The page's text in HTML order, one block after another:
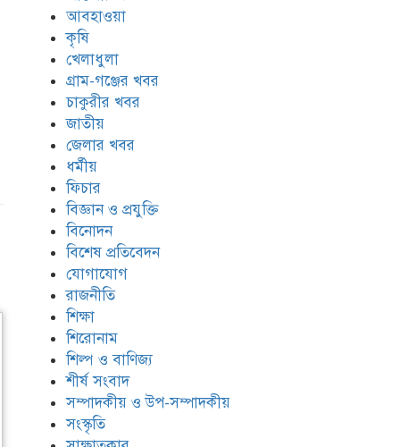
আবহাওয়া
কৃষি
খেলাধুলা
গ্রাম-গঞ্জের খবর
চাকুরীর খবর
জাতীয়
জেলার খবর
ধর্মীয়
ফিচার
বিজ্ঞান ও প্রযুক্তি
বিনোদন
বিশেষ প্রতিবেদন
যোগাযোগ
রাজনীতি
শিক্ষা
শিরোনাম
শিল্প ও বাণিজ্য
শীর্ষ সংবাদ
সম্পাদকীয় ও উপ-সম্পাদকীয়
সংস্কৃতি